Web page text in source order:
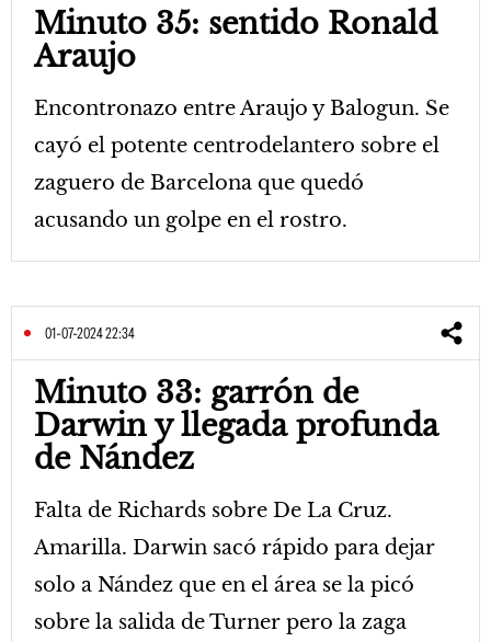
Minuto 35: sentido Ronald
Araujo
Encontronazo entre Araujo y Balogun. Se
cayó el potente centrodelantero sobre el
zaguero de Barcelona que quedó
acusando un golpe en el rostro.
01-07-2024 22:34
Minuto 33: garrón de
Darwin y llegada profunda
de Nández
Falta de Richards sobre De La Cruz.
Amarilla. Darwin sacó rápido para dejar
solo a Nández que en el área se la picó
sobre la salida de Turner pero la zaga